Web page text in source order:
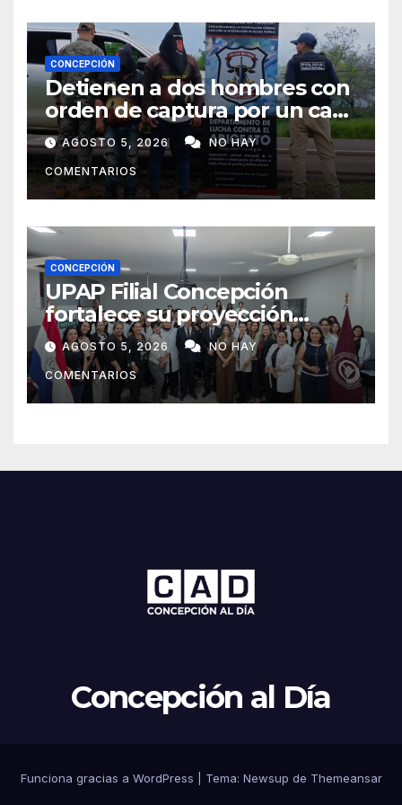
CONCEPCIÓN
Detienen a dos hombres con
orden de captura por un caso
de abigeato
AGOSTO 5, 2026 NO HAY
COMENTARIOS
CONCEPCIÓN
UPAP Filial Concepción
fortalece su proyección
internacional con la visita del
Prof. Dr. Antonio Castaño,
referente de la Universidad
de Sevilla
AGOSTO 5, 2026 NO HAY
COMENTARIOS
Concepción al Día
Funciona gracias a WordPress Tema: Newsup de Themeansar